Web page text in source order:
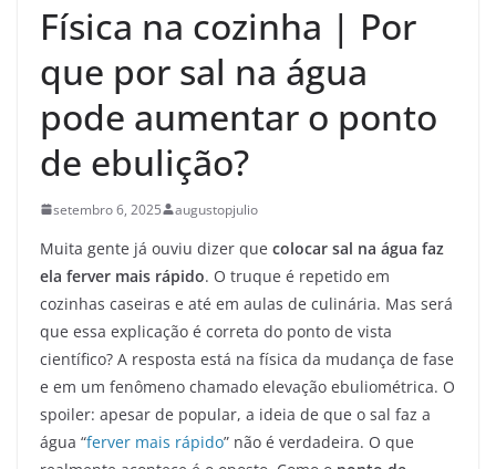
Física na cozinha | Por
que por sal na água
pode aumentar o ponto
de ebulição?
setembro 6, 2025 augustopjulio
Muita gente já ouviu dizer que colocar sal na água faz
ela ferver mais rápido. O truque é repetido em
cozinhas caseiras e até em aulas de culinária. Mas será
que essa explicação é correta do ponto de vista
científico? A resposta está na física da mudança de fase
e em um fenômeno chamado elevação ebuliométrica. O
spoiler: apesar de popular, a ideia de que o sal faz a
água “ferver mais rápido” não é verdadeira. O que